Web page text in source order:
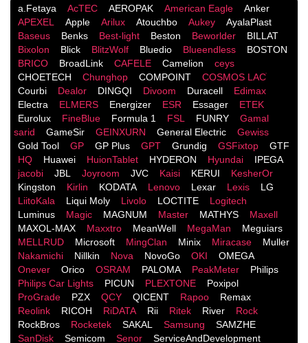
a.Fetaya AcTEC AEROPAK American Eagle
Anker
APEXEL
Apple Arilux Atouchbo Aukey
AyalaPlast
Baseus
Benks Best-light Beston Beworlder
BILLAT
Bixolon
Blick BlitzWolf Bluedio Blueendless
BOSTON
BRICO
BroadLink CAFELE Camelion
ceys
CHOETECH
Chunghop COMPOINT
COSMOS LACֹ
Courbi
Dealor DINGQI Divoom Duracell
Edimax
Electra
ELMERS Energizer ESR Essager
ETEK
Eurolux
FineBlue Formula 1 FSL FUNRY
Gamal
sarid
GameSir GEINXURN General Electric
Gewiss
Gold Tool
GP GP Plus GPT Grundig GSFixtop
GTF
HQ
Huawei HuionTablet HYDERON Hyundai
IPEGA
jacobi
JBL Joyroom JVC Kaisi KERUI
KesherOr
Kingston
Kirlin KODATA Lenovo Lexar Lexis
LG
LiitoKala
Liqui Moly Livolo LOCTITE
Logitech
Luminus
Magic MAGNUM Master MATHYS
Maxell
MAXOL-MAX
Maxxtro MeanWell MegaMan
Meguiars
MELLRUD
Microsoft MingClan Minix Miracase
Muller
Nakamichi
Nillkin Nova NovoGo OKI
OMEGA
Onever
Orico OSRAM PALOMA PeakMeter
Philips
Philips Car Lights
PICUN PLEXTONE
Poxipol
ProGrade
PZX QCY QICENT Rapoo
Remax
Reolink
RICOH RiDATA Rii Ritek River
Rock
RockBros
Rocketek SAKAL Samsung
SAMZHE
SanDisk
Semicom Senor ServiceAndDevelopment